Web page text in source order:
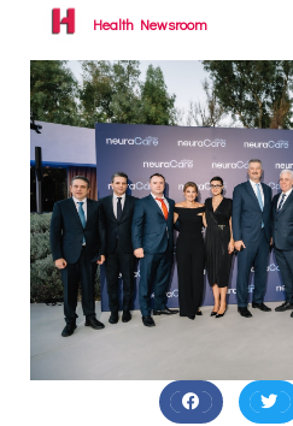
Health Newsroom